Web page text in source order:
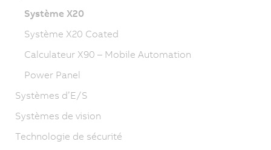
Système X20
Système X20 Coated
Calculateur X90 – Mobile Automation
Power Panel
Systèmes d’E/S
Systèmes de vision
Technologie de sécurité